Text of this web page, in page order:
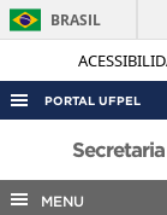
BRASIL
PORTAL UFPEL
ACESSO À
AUDITORIA
MENU